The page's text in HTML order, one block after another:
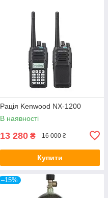
Рація Kenwood NX-1200
В наявності
13 280 ₴ 16 000 ₴
Купити
–15%